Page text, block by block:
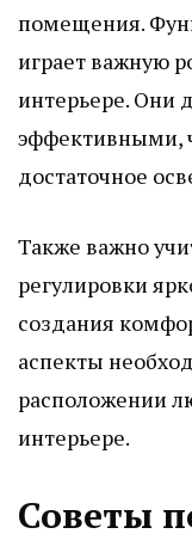
помещения.
играет важную
интерьере. Они
эффективными,
достаточное
Также важно
регулировки
создания
аспекты
расположении
интерьере.
Советы